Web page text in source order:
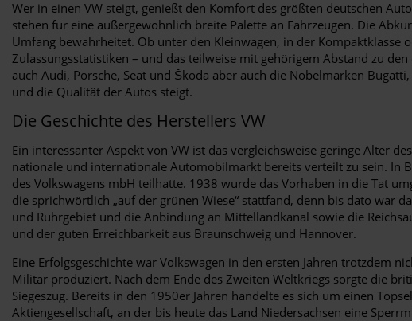
Wer in einen VW steigt, genießt den Komfort des größten deutschen
stehen für eine außergewöhnlich breite Palette an Fahrzeugen. Die
Umfang bewahrheitet. Ob unter den Kleinwagen, in der Kompaktklasse
Zulassungsstatistiken – und das teilweise mit gehörigem Abstand zu
auch Audi, Porsche, Seat und Škoda aber auch die Nobelmarken
und die Qualität der Autos steigt.
Die Geschichte des Herstellers VW
Ein interessanter Aspekt von VW ist das vergleichsweise geringe Alter
nationale und internationale Automobilmarkt bereits verteilt zu sein. In
des Volkswagens mbH teilhatte. 1938 wurde das Vorhaben in die Tat
die sprichwörtlich „auf der grünen Wiese“ stattfand, denn bis dato war
und Ruhrgebiet und die Anbindung an Mittellandkanal sowie die
und der guten Erreichbarkeit aus Braunschweig und Hannover.
Eine Erfolgsgeschichte war Volkswagen in den ersten Jahren trotzdem
Militär produziert. Nach dem Ende des Zweiten Weltkriegs sorgte die
Siegeszug. Bereits in den 1950er Jahren handelte es sich um einen
Aktiengesellschaft, an der bis heute das Land Niedersachsen eine